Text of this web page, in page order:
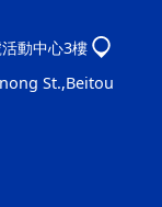
動中心3樓
St.,Beitou